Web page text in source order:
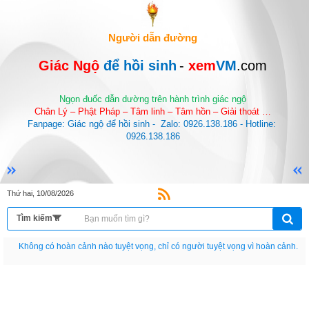
Người dẫn đường
Giác Ngộ để hồi sinh - xemVM.com
Ngọn đuốc dẫn dường trên hành trình giác ngộ
Chân Lý – Phật Pháp – Tâm linh – Tâm hồn – Giải thoát …
Fanpage: Giác ngộ để hồi sinh -  Zalo: 0926.138.186 - Hotline:
0926.138.186
Thứ hai, 10/08/2026
Nếu như không chịu học tập thì cho dù đi vạn dặm đường cũng chỉ là anh đưa